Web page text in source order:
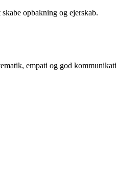
opbakning og ejerskab.
empati og god